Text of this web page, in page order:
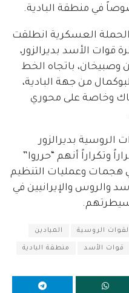
في منطقة البادية.
الحملة العسكرية انطلقت
الأسد بديرالزور،
وصبيخان، باتجاه الخط
من جهة البادية،
وخاصة على محوري
الروسية بديرالزور
وتكراراً أنهم “حرروا”
هجمات وعمليات التنظيم
والإيرانيين في
سيطرتهم.
الروسية الميادين
قوات الأسد منطقة البادية